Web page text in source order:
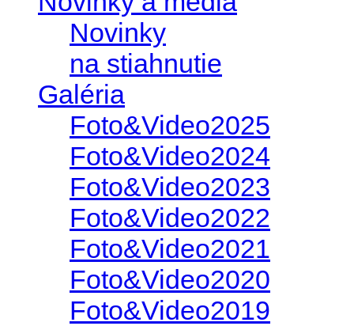
Novinky
na stiahnutie
Galéria
Foto&Video2025
Foto&Video2024
Foto&Video2023
Foto&Video2022
Foto&Video2021
Foto&Video2020
Foto&Video2019